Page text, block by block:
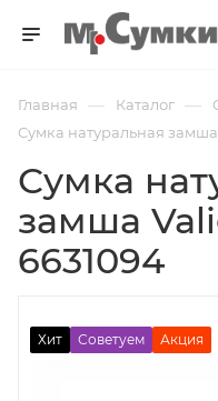
Главная — Каталог —
Сумка натуральная
Сумка
замша
6631094
Хит Советуем Акция